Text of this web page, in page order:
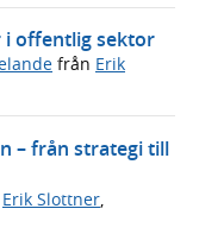
i offentlig sektor
från Erik
– från strategi till
Erik Slottner